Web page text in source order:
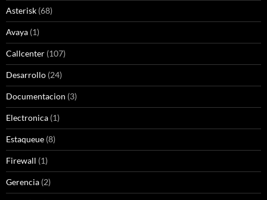
Asterisk (68)
Avaya (1)
Callcenter (107)
Desarrollo (24)
Documentacion (3)
Electronica (1)
Estaqueue (8)
Firewall (1)
Gerencia (2)